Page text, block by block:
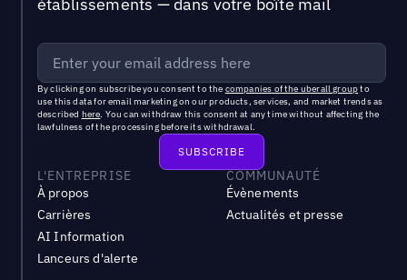
établissements — dans votre boîte mail
By clicking on subscribe you consent to the companies of the uberall groupto
use this data for email marketing on our products, services, and market trends as
described here. You can withdraw this consent at any time without affecting the
lawfulness of the processing before its withdrawal.
L'ENTREPRISE
À propos
Carrières
AI Information
Lanceurs d'alerte
COMMUNAUTÉ
Évènements
Actualités et presse